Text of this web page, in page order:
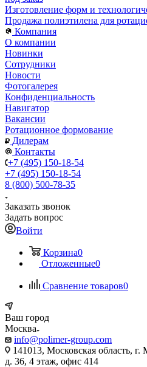
Изготовление форм и
Продажа полиэтилена для
Компания
О компании
Новинки
Сотрудники
Новости
Фотогалерея
Конфиденциальность
Навигатор
Вакансии
Ротационное формование
Дилерам
Контакты
+7 (495) 150-18-54
+7 (495) 150-18-54
8 (800) 500-78-35
Заказать звонок
Задать вопрос
Войти
Корзина0
Отложенные0
Сравнение товаров0
Ваш город
Москва
info@polimer-group.com
141013, Московская область,
д. 36, 4 этаж, офис 414